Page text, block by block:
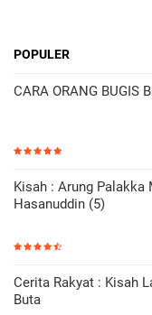
POPULER
CARA ORANG BUGIS
Kisah : Arung Palakka
Hasanuddin (5)
Cerita Rakyat : Kisah
Buta